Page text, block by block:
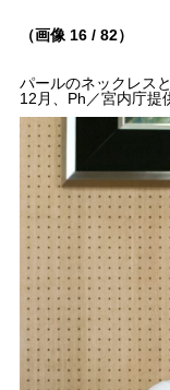
（画像 16 / 82）
パールのネックレス
12月、Ph／宮内庁提